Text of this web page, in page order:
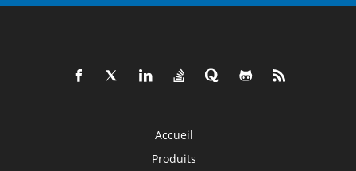
Accueil
Produits